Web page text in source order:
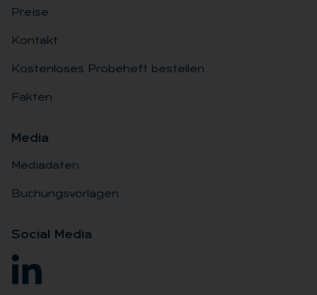
Preise
Kontakt
Kostenloses Probeheft bestellen
Fakten
Me­dia
Mediadaten
Buchungsvorlagen
So­ci­al Me­dia